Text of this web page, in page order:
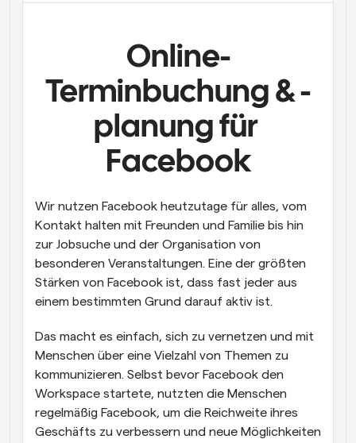
Supercharged Planung mit KI-gestützten Anrufen
Automatisieren Sie die Planung und Erinnerungen
Bleiben Sie auf dem Laufenden über die neuesten
Nachrichten und Updates.
Sofortige Besprechungen
Treffen Sie sich in wenigen Minuten mit Kunden
Nahtlos Meetings mit mehreren Personen buchen
Webhooks
Erhalten Sie eine Benachrichtigung, wenn etwas
passiert
Online-
Terminbuchung & -
planung für
Facebook
Wir nutzen Facebook heutzutage für alles, vom
Kontakt halten mit Freunden und Familie bis hin
zur Jobsuche und der Organisation von
besonderen Veranstaltungen. Eine der größten
Stärken von Facebook ist, dass fast jeder aus
einem bestimmten Grund darauf aktiv ist.
Das macht es einfach, sich zu vernetzen und mit
Menschen über eine Vielzahl von Themen zu
kommunizieren. Selbst bevor Facebook den
Workspace startete, nutzten die Menschen
regelmäßig Facebook, um die Reichweite ihres
Geschäfts zu verbessern und neue Möglichkeiten